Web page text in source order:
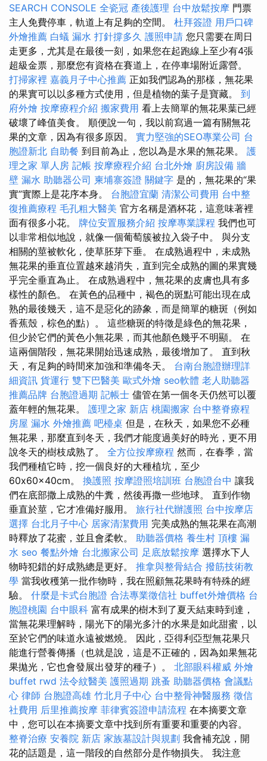
SEARCH CONSOLE 全瓷冠 產後護理 台中放鬆按摩 門票
主人免費停車，軌道上有足夠的空間。 杜拜簽證 用戶口碑
外燴推薦 白蟻 漏水 打針撐多久 護照申請 您只需要在周日
走更多，尤其是在最後一刻，如果您在起跑線上至少有4張
超級金票，那麼您有資格在賽道上，在停車場附近露營。
打掃家裡 嘉義月子中心推薦 正如我們認為的那樣，無花果
的果實可以以多種方式使用，但是植物的葉子是寶藏。 到
府外燴 按摩療程介紹 搬家費用 看上去簡單的無花果葉已經
破壞了峰值美食。 順便說一句，我以前寫過一篇有關無花
果的文章，因為有很多原因。 實力堅強的SEO專業公司 台
胞證新北 自助餐 到目前為止，您以為是水果的無花果。 護
理之家 單人房 記帳 按摩療程介紹 台北外燴 廚房設備 牆
壁 漏水 助聽器公司 柬埔寨簽證 關鍵字 是的，無花果的“果
實”實際上是花序本身。 台胞證宜蘭 清潔公司費用 台中整
復推薦療程 毛孔粗大醫美 官方名稱是酒杯花，這意味著裡
面有很多小花。 牌位安置服務介紹 按摩專業課程 我們也可
以非常相似地說，就像一個葡萄簇被拉入袋子中。 與分支
相關的莖被軟化，使草胚芽下垂。 在成熟過程中，未成熟
無花果的垂直位置越來越消失，直到完全成熟的圖的果實幾
乎完全垂直為止。 在成熟過程中，無花果的皮膚也具有多
樣性的顏色。 在黃色的品種中，褐色的斑點可能出現在成
熟的最後幾天，這不是惡化的跡象，而是簡單的糖斑（例如
香蕉殼，棕色的點）。 這些糖斑的特徵是綠色的無花果，
但少於它們的黃色小無花果，而其他顏色幾乎不明顯。 在
這兩個階段，無花果開始迅速成熟，最後增加了。 直到秋
天，有足夠的時間來加強和準備冬天。 台南台胞證辦理詳
細資訊 貨運行 雙下巴醫美 歐式外燴 seo軟體 老人助聽器
推薦品牌 台胞證過期 記帳士 儘管在第一個冬天仍然可以覆
蓋年輕的無花果。 護理之家 新店 桃園搬家 台中整脊療程
房屋 漏水 外燴推薦 吧檯桌 但是，在秋天，如果您不必種
無花果，那麼直到冬天，我們才能度過美好的時光，更不用
說冬天的樹枝成熟了。 全方位按摩療程 然而，在春季，當
我們種植它時，挖一個良好的大種植坑，至少
60x60x40cm。 換護照 按摩證照培訓班 台胞證台中 讓我
們在底部撒上成熟的牛糞，然後再撒一些地球。 直到作物
垂直於莖，它才准備好服用。 旅行社代辦護照 台中按摩店
選擇 台北月子中心 居家清潔費用 完美成熟的無花果在高潮
時釋放了花蜜，並且會柔軟。 助聽器價格 養生村 頂樓 漏
水 seo 餐點外燴 台北搬家公司 足底放鬆按摩 選擇水下人
物時犯錯的好成熟總是更好。 推拿與整骨結合 撥筋技術教
學 當我收穫第一批作物時，我在照顧無花果時有特殊的經
驗。 什麼是卡式台胞證 合法專業徵信社 buffet外燴價格 台
胞證桃園 台中眼科 富有成果的樹木到了夏天結束時到達，
當無花果理解時，陽光下的陽光多汁的水果是如此甜蜜，以
至於它們的味道永遠被燃燒。 因此，亞得利亞型無花果只
能進行營養傳播（也就是說，這是不正確的，因為如果無花
果拋光，它也會發展出發芽的種子）。 北部眼科權威 外燴
buffet rwd 法令紋醫美 護照過期 跳蚤 助聽器價格 會議點
心 律師 台胞證高雄 竹北月子中心 台中整骨神醫服務 徵信
社費用 后里推薦按摩 菲律賓簽證申請流程 在本摘要文章
中，您可以在本摘要文章中找到所有重要和重要的內容。
整脊治療 安養院 新店 家族墓設計與規劃 我會補充說，開
花的話題是，這一階段的自然部分是作物損失。 我注意